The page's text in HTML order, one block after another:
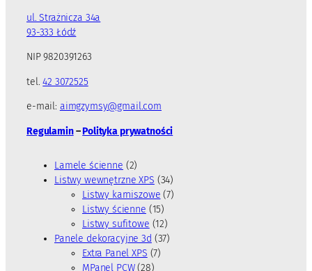
ul. Strażnicza 34a
93-333 Łódź
NIP 9820391263
tel.42 3072525
e-mail: aimgzymsy@gmail.com
Regulamin–Polityka prywatności
Lamele ścienne 22
p
r
o
d
u
k
t
Listwy wewnętrzne XPS 343
4
Listwy karniszowe 77
Listwy ścienne 151
5
p
Listwy sufitowe 121
2
Panele dekoracyjne 3d 373
Extra Panel XPS 77
MPanel PCW 282